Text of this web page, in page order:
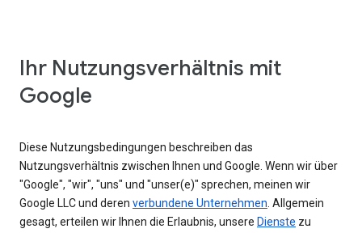
Ihr Nutzungsverhältnis mit
Google
Diese Nutzungsbedingungen beschreiben das
Nutzungsverhältnis zwischen Ihnen und Google. Wenn wir über
"Google", "wir", "uns" und "unser(e)" sprechen, meinen wir
Google LLC und deren verbundene Unternehmen . Allgemein
gesagt, erteilen wir Ihnen die Erlaubnis, unsere Dienste zu